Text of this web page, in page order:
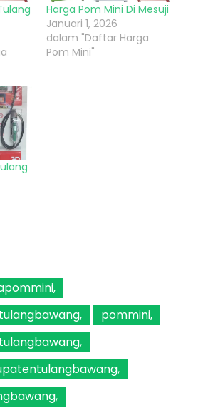
Harga Pom Mini Di Mesuji
Januari 1, 2026
dalam "Daftar Harga
Pom Mini"
pommini